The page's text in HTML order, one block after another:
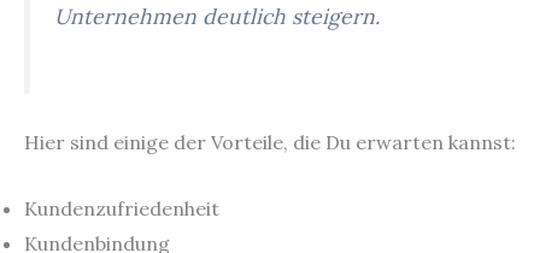
Unternehmen deutlich steigern.
Hier sind einige der Vorteile, die Du erwarten kannst:
Kundenzufriedenheit
Kundenbindung